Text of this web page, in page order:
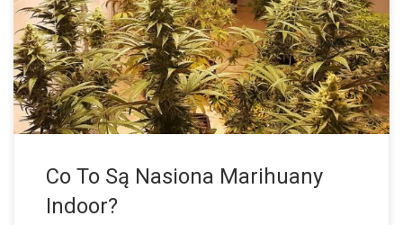
Nasiona marihuany indoor to dokładnie kategoria odmian konopi
przeznaczonych do […]
Co To Są Nasiona Marihuany
Indoor?